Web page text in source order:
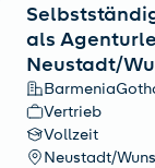
als
Neustadt/
Vertrieb
Vollzeit
Neustadt/